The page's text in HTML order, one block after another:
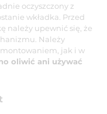
oczyszczony z
wkładka. Przed
należy upewnić się, że
Należy
jak i w
oliwić ani używać